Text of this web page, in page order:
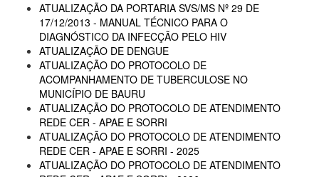
ATUALIZAÇÃO DA PORTARIA SVS/MS Nº 29 DE
17/12/2013 - MANUAL TÉCNICO PARA O
DIAGNÓSTICO DA INFECÇÃO PELO HIV
ATUALIZAÇÃO DE DENGUE
ATUALIZAÇÃO DO PROTOCOLO DE
ACOMPANHAMENTO DE TUBERCULOSE NO
MUNICÍPIO DE BAURU
ATUALIZAÇÃO DO PROTOCOLO DE ATENDIMENTO
REDE CER - APAE E SORRI
ATUALIZAÇÃO DO PROTOCOLO DE ATENDIMENTO
REDE CER - APAE E SORRI - 2025
ATUALIZAÇÃO DO PROTOCOLO DE ATENDIMENTO